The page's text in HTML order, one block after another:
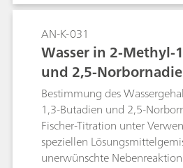
Erwärmen ausdehnt, ist eine
nach ASTM D6869 geforderten
Probenschiffchen nicht
Ofensystem durch EPS
Application Note beschreibt
des Wassergehalts von EPS
eines KF-Ofensystems mit
Probenvials. Eine
Abhängigkeit vom
der Probengrösse etwa 7 bis
AN-K-031
Wasser in 2-Methyl-
und 2,5-
Bestimmung des
1,3-Butadien und 2,5-
Fischer-Titration unter
speziellen
unerwünschte